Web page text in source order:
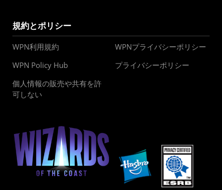
規約とポリシー
WPN利用規約
WPNプライバシーポリシー
WPN Policy Hub
プライバシーポリシー
個人情報の販売や共有を許
可しない